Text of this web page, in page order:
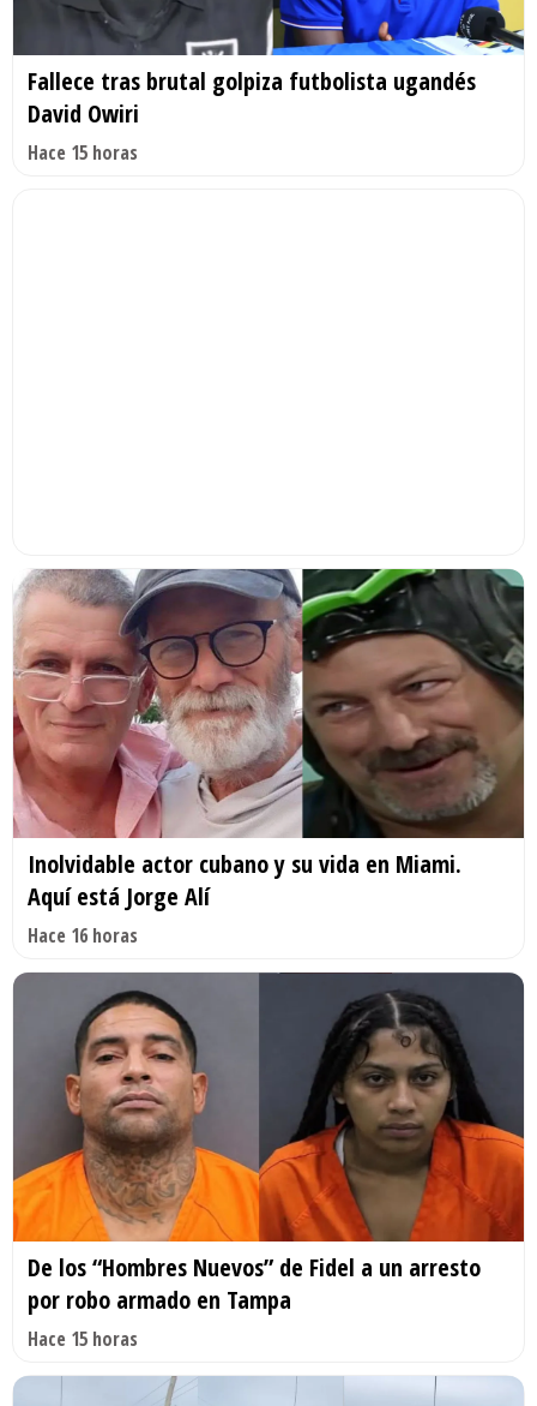
Fallece tras brutal golpiza futbolista ugandés
David Owiri
Hace 15 horas
Inolvidable actor cubano y su vida en Miami.
Aquí está Jorge Alí
Hace 16 horas
De los “Hombres Nuevos” de Fidel a un arresto
por robo armado en Tampa
Hace 15 horas